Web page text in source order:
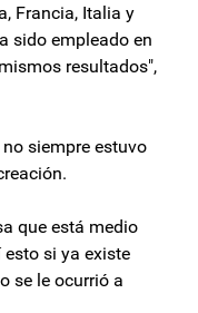
Francia, Italia y
sido empleado en
resultados",
siempre estuvo
que está medio
esto si ya existe
se le ocurrió a